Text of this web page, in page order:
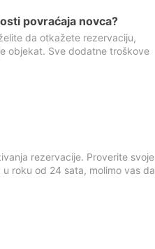
povraćaja novca?
da otkažete rezervaciju,
objekat. Sve dodatne troškove
rezervacije. Proverite svoje
roku od 24 sata, molimo vas da